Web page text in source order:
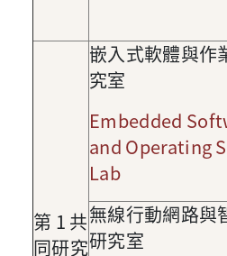
第 1 共
同研究
嵌入式軟體與作
究室
Embedded
and Operating
Lab
無線行動網路與
研究室